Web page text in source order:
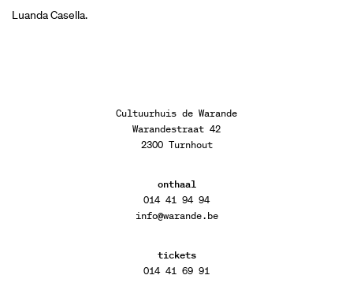
Luanda Casella.
Cultuurhuis de Warande
Warandestraat 42
2300 Turnhout
onthaal
014 41 94 94
info@warande.be
tickets
014 41 69 91